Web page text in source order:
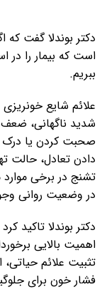
دکتر بوندلا گفت
است که بیمار را
ببریم.
علائم شایع
شدید ناگهانی،
صحبت کردن یا درک
دادن تعادل، حالت
تشنج در برخی
در وضعیت روانی
دکتر بوندلا تاکید
اهمیت بالایی
تثبیت علائم
فشار خون برای